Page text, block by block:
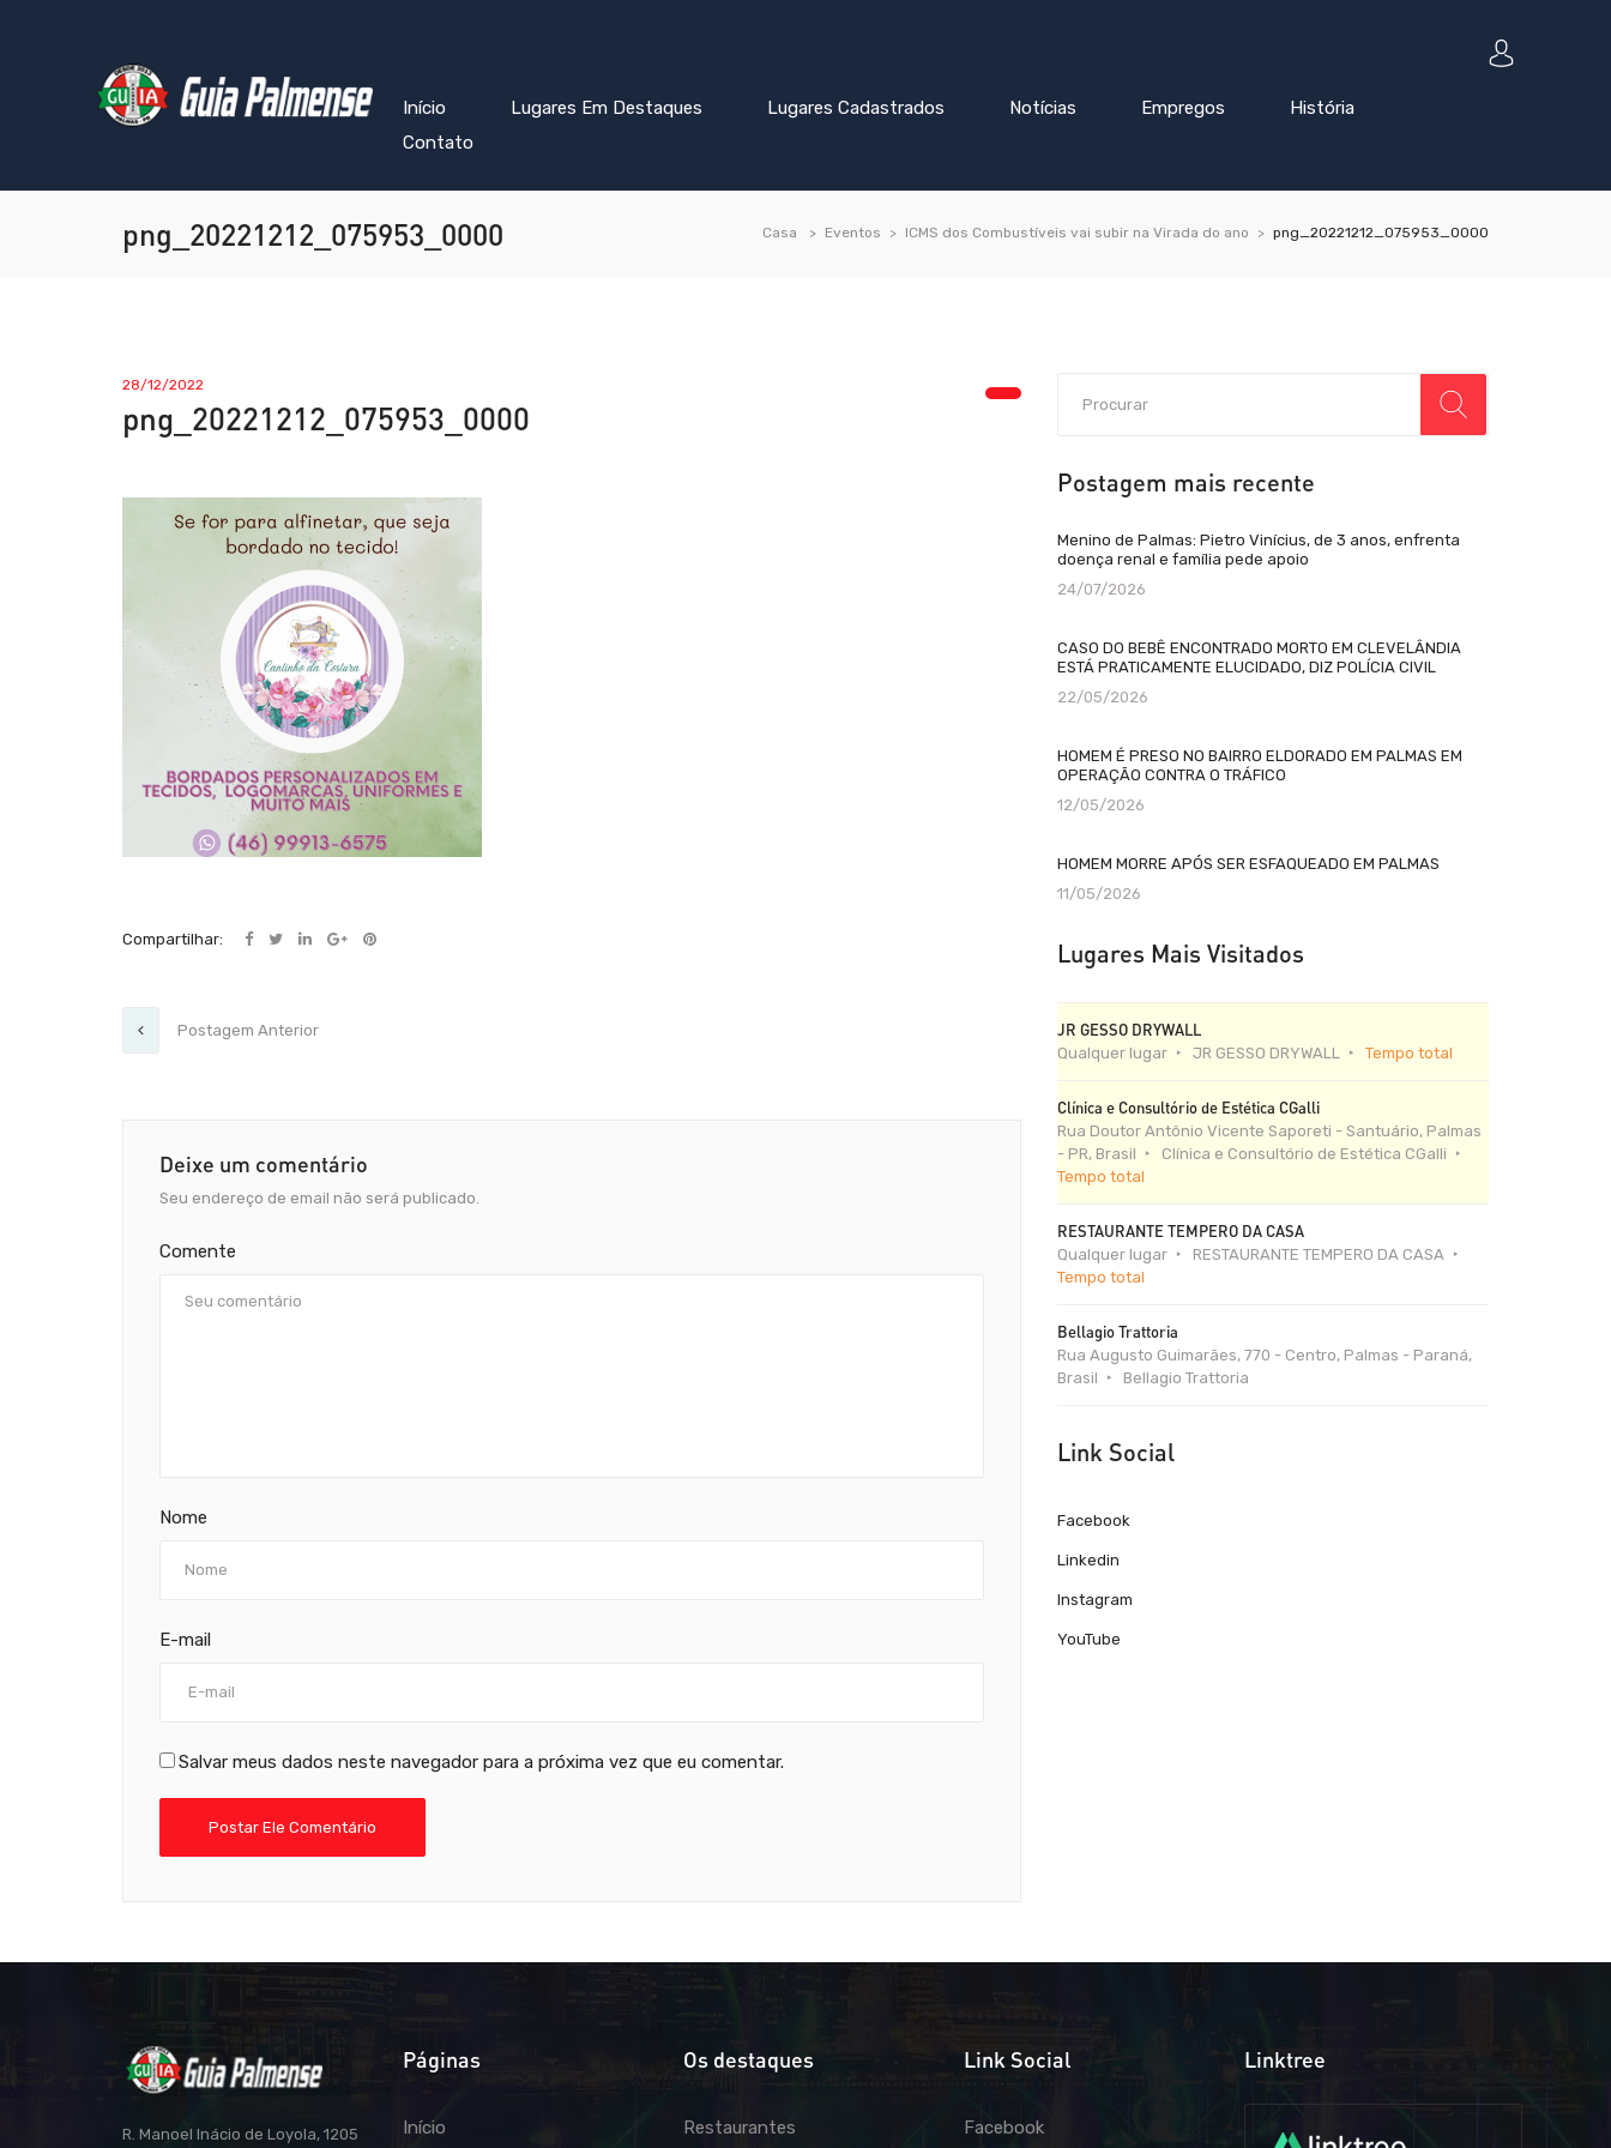
Início Lugares Em Destaques Lugares Cadastrados Notícias Empregos
História
Contato
png_20221212_075953_0000 Casa Eventos ICMS dos Combustíveis vai subir na Virada do ano png_20221212_075953_0000
28/12/2022
png_20221212_075953_0000
Compartilhar:
Postagem Anterior
Deixe um comentário
Seu endereço de email não será publicado.
Comente
Nome
E-mail
Salvar meus dados neste navegador para a próxima vez que eu comentar.
Postagem mais recente
Menino de Palmas: Pietro Vinícius, de 3 anos, enfrenta
doença renal e família pede apoio
24/07/2026
CASO DO BEBÊ ENCONTRADO MORTO EM CLEVELÂNDIA
ESTÁ PRATICAMENTE ELUCIDADO, DIZ POLÍCIA CIVIL
22/05/2026
HOMEM É PRESO NO BAIRRO ELDORADO EM PALMAS EM
OPERAÇÃO CONTRA O TRÁFICO
12/05/2026
HOMEM MORRE APÓS SER ESFAQUEADO EM PALMAS
11/05/2026
Lugares Mais Visitados
JR GESSO DRYWALL
Qualquer lugar JR GESSO DRYWALL Tempo total
Clínica e Consultório de Estética CGalli
Rua Doutor Antônio Vicente Saporeti - Santuário, Palmas
- PR, Brasil
Clínica e Consultório de Estética CGalli
Tempo total
RESTAURANTE TEMPERO DA CASA
Qualquer lugar
RESTAURANTE TEMPERO DA CASA
Tempo total
Bellagio Trattoria
Rua Augusto Guimarães, 770 - Centro, Palmas - Paraná,
Brasil
Bellagio Trattoria
Link Social
Facebook
Linkedin
Instagram
YouTube
R. Manoel Inácio de Loyola, 1205
Páginas
Início
Os destaques
Restaurantes
Link Social
Facebook
Linktree